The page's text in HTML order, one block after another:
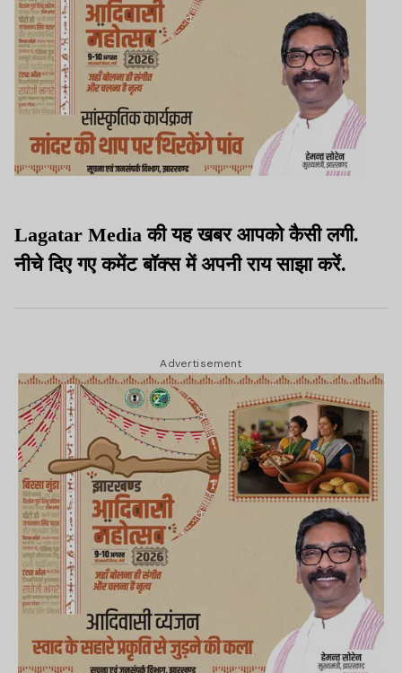
Lagatar Media की यह खबर आपको कैसी लगी.
नीचे दिए गए कमेंट बॉक्स में अपनी राय साझा करें.
Advertisement